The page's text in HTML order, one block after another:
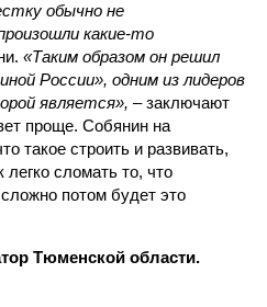
обычно не
какие-то
«Таким образом он решил
России», одним из лидеров
является», – заключают
проще. Собянин на
такое строить и развивать,
легко сломать то, что
потом будет это
Тюменской области.